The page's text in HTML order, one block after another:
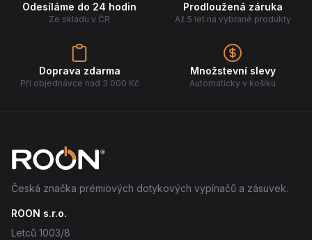
Odesíláme do 24 hodin
Ze skladu v ČR
Prodloužená záruka
Až 5 let na vybrané produkty
Doprava zdarma
Při objednávce nad 3 000 Kč
Množstevní slevy
Automaticky v košíku
Česká značka prémiových dotykových vypínačů a zásuvek.
ROON s.r.o.
Letců 1003/8